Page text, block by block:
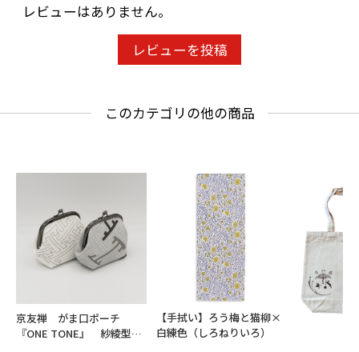
レビューはありません。
レビューを投稿
このカテゴリの他の商品
京友禅 がま口ポーチ
『ONE TONE』 紗綾型
【手拭い】ろう梅と猫柳×
白練色（しろねりいろ）